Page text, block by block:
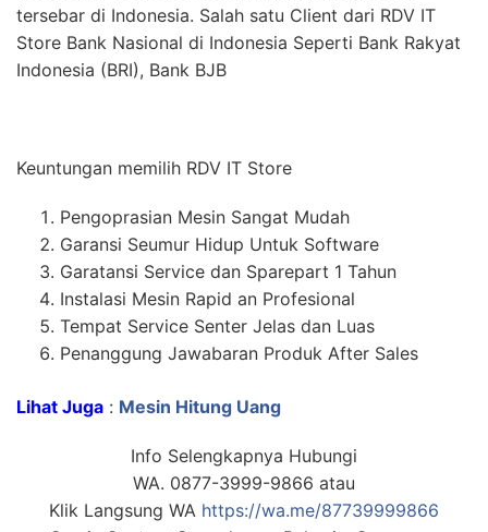
tersebar di Indonesia. Salah satu Client dari RDV IT
Store Bank Nasional di Indonesia Seperti Bank Rakyat
Indonesia (BRI), Bank BJB
Keuntungan memilih RDV IT Store
Pengoprasian Mesin Sangat Mudah
Garansi Seumur Hidup Untuk Software
Garatansi Service dan Sparepart 1 Tahun
Instalasi Mesin Rapid an Profesional
Tempat Service Senter Jelas dan Luas
Penanggung Jawabaran Produk After Sales
Lihat Juga : Mesin Hitung Uang
Info Selengkapnya Hubungi
WA. 0877-3999-9866 atau
Klik Langsung WA https://wa.me/87739999866